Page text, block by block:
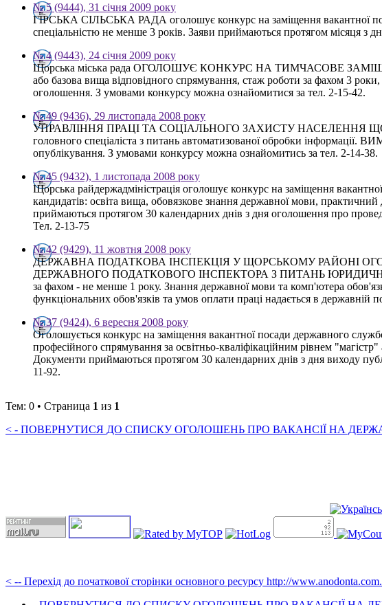
№ 5 (9444), 31 січня 2009 року
ГІРСЬКА СІЛЬСЬКА РАДА оголошує конкурс на заміщення вакантної
спеціальністю не менше 3 років. Заяви приймаються протягом місяця з
№ 4 (9443), 24 січня 2009 року
Щорська міська рада ОГОЛОШУЄ КОНКУРС НА ТИМЧАСОВЕ
або базова вища відповідного спрямування, стаж роботи за фахом 3
оголошення. З умовами конкурсу можна ознайомитися за тел. 2-15-42.
№ 49 (9436), 29 листопада 2008 року
УПРАВЛІННЯ ПРАЦІ ТА СОЦІАЛЬНОГО ЗАХИСТУ НАСЕЛЕННЯ
головного спеціаліста з питань автоматизованої обробки
опублікування. З умовами конкурсу можна ознайомитись за тел. 2-14-38.
№ 45 (9432), 1 листопада 2008 року
Щорська райдержадміністрація оголошує конкурс на заміщення
кандидатів: освіта вища, обовязкове знання державної мови,
приймаються протягом 30 календарних днів з дня оголошення про
Тел. 2-13-75
№ 42 (9429), 11 жовтня 2008 року
ДЕРЖАВНА ПОДАТКОВА ІНСПЕКЦІЯ У ЩОРСЬКОМУ РАЙОНІ
ДЕРЖАВНОГО ПОДАТКОВОГО ІНСПЕКТОРА З ПИТАНЬ ЮРИДИЧНОЇ
за фахом - не менше 1 року. Знання державної мови та комп'ютера
функціональних обов'язків та умов оплати праці надається в державній
№ 37 (9424), 6 вересня 2008 року
Оголошується конкурс на заміщення вакантної посади державного
професійного спрямування за освітньо-кваліфікаційним рівнем
Документи приймаються протягом 30 календарних днів з дня виходу
11-92.
Тем: 0 • Страница 1 из 1
< - ПОВЕРНУТИСЯ ДО СПИСКУ ОГОЛОШЕНЬ ПРО ВАКАНСІЇ НА
< -- Перехід до початкової сторінки основного ресурсу http://